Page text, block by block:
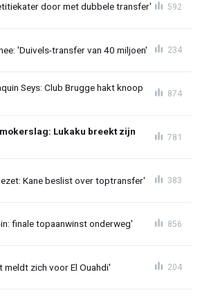
door met dubbele transfer' 592
'Duivels-transfer van 40 miljoen' 234
Seys: Club Brugge hakt knoop
874
Lukaku breekt zijn
781
Kane beslist over toptransfer' 383
finale topaanwinst onderweg' 856
zich voor El Ouahdi' 204